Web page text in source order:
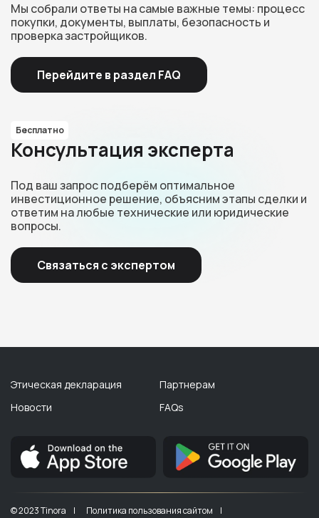
Мы собрали ответы на самые важные темы: процесс
покупки, документы, выплаты, безопасность и
проверка застройщиков.
Перейдите в раздел FAQ
Бесплатно
Консультация эксперта
Под ваш запрос подберём оптимальное
инвестиционное решение, объясним этапы сделки и
ответим на любые технические или юридические
вопросы.
Связаться с экспертом
Этическая декларация
Новости
Партнерам
FAQs
© 2023 Tinora | Политика пользования сайтом |